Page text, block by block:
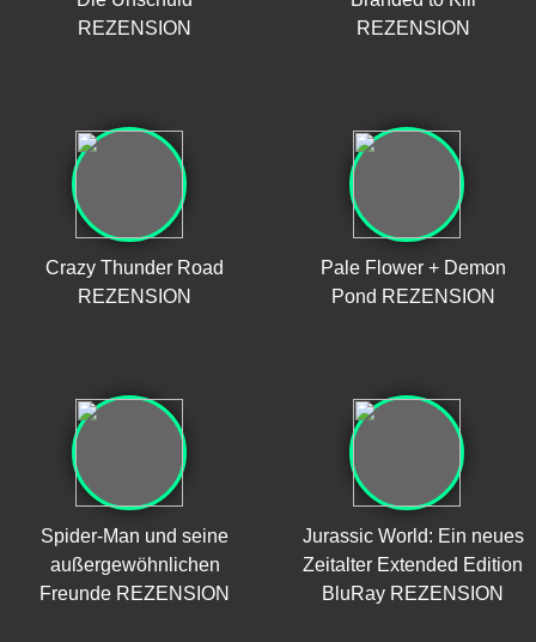
REZENSION
REZENSION
Crazy Thunder Road
REZENSION
Pale Flower + Demon
Pond REZENSION
Spider-Man und seine
außergewöhnlichen
Freunde REZENSION
Jurassic World: Ein neues
Zeitalter Extended Edition
BluRay REZENSION